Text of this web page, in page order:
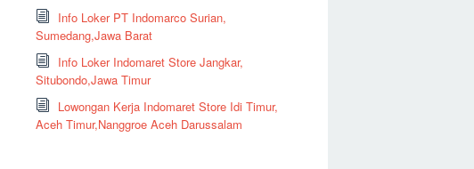
Info Loker PT Indomarco Surian,
Sumedang,Jawa Barat
Info Loker Indomaret Store Jangkar,
Situbondo,Jawa Timur
Lowongan Kerja Indomaret Store Idi Timur,
Aceh Timur,Nanggroe Aceh Darussalam